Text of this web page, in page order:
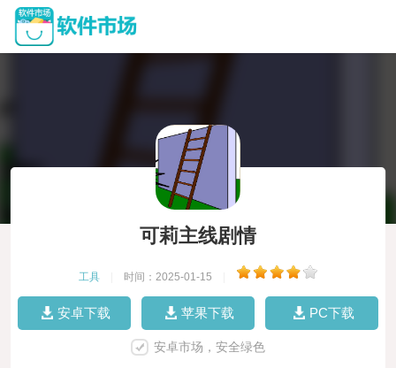
可莉主线剧情
工具 时间：2025-01-15
安卓下载 苹果下载 PC下载
安卓市场，安全绿色